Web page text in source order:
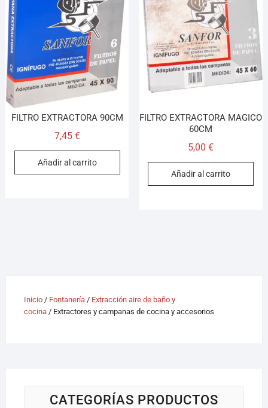
FILTRO EXTRACTORA 90CM
7,45 €
Añadir al carrito
FILTRO EXTRACTORA MAGICO
60CM
5,00€
Añadir al carrito
Inicio/ Fontanería/ Extracción aire de baño y
cocina/ Extractores y campanas de cocina y accesorios
CATEGORÍAS PRODUCTOS